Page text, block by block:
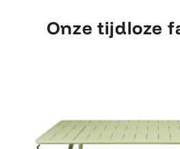
Onze tijdloze